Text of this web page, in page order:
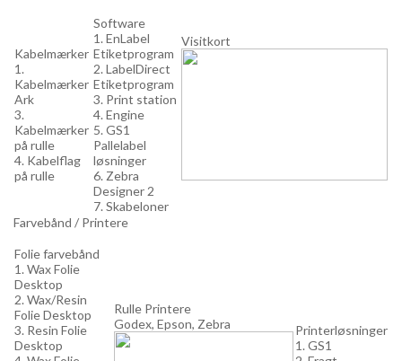
Kabelmærker
1.
Kabelmærker
Ark
3.
Kabelmærker
på rulle
4. Kabelflag
på rulle
Software
1. EnLabel
Etiketprogram
2. LabelDirect
Etiketprogram
3. Print station
4. Engine
5. GS1
Pallelabel
løsninger
6. Zebra
Designer 2
7. Skabeloner
Visitkort
Farvebånd / Printere
Folie farvebånd
1. Wax Folie
Desktop
2. Wax/Resin
Folie Desktop
3. Resin Folie
Desktop
Rulle Printere
Godex, Epson, Zebra
Printerløsninger
1. GS1